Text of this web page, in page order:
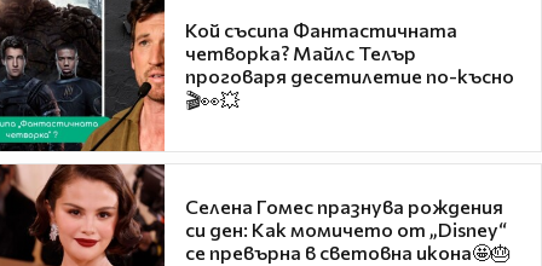
Кой съсипа Фантастичната
четворка? Майлс Телър
проговаря десетилетие по-късно
🎬👀💥
Селена Гомес празнува рождения
си ден: Как момичето от „Disney“
се превърна в световна икона🤩🎂